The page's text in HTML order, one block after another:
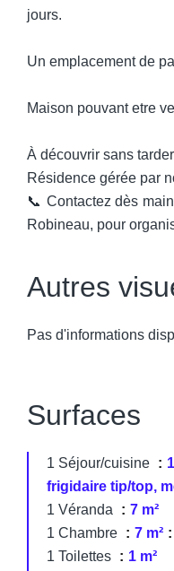
jours.
Un emplacement de
Maison pouvant etre
À découvrir sans
Résidence gérée par
📞 Contactez dès
Robineau, pour
Autres
Pas d'informations
Surfaces
1 Séjour/cuisine
frigidaire tip/top,
1 Véranda
7 m²
1 Chambre
7 m²
1 Toilettes
1 m²